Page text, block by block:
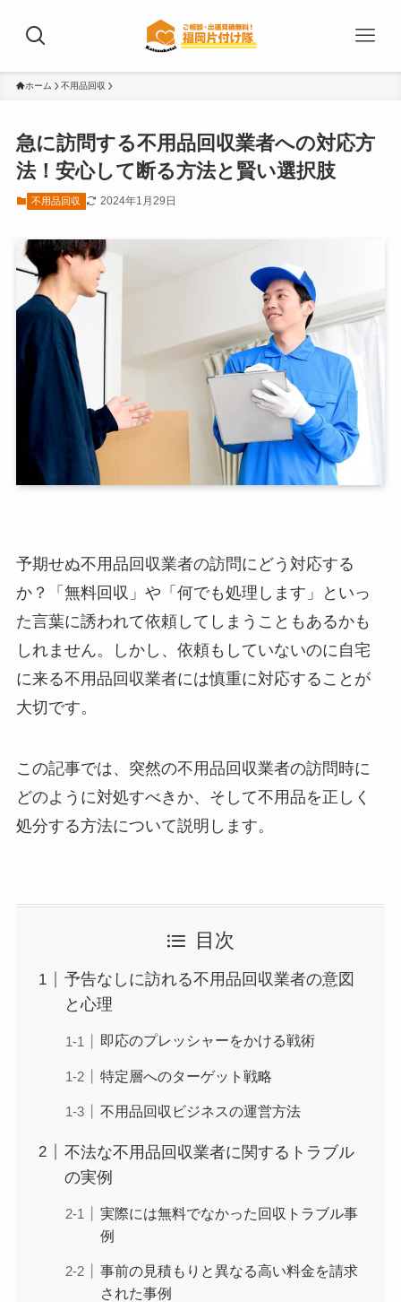
ホーム 不用品回収
急に訪問する不用品回収業者への対応方
法！安心して断る方法と賢い選択肢
不用品回収 2024年1月29日
予期せぬ不用品回収業者の訪問にどう対応する
か？「無料回収」や「何でも処理します」といっ
た言葉に誘われて依頼してしまうこともあるかも
しれません。しかし、依頼もしていないのに自宅
に来る不用品回収業者には慎重に対応することが
大切です。
この記事では、突然の不用品回収業者の訪問時に
どのように対処すべきか、そして不用品を正しく
処分する方法について説明します。
目次
予告なしに訪れる不用品回収業者の意図
と心理
即応のプレッシャーをかける戦術
特定層へのターゲット戦略
不用品回収ビジネスの運営方法
不法な不用品回収業者に関するトラブル
の実例
実際には無料でなかった回収トラブル事
例
事前の見積もりと異なる高い料金を請求
された事例